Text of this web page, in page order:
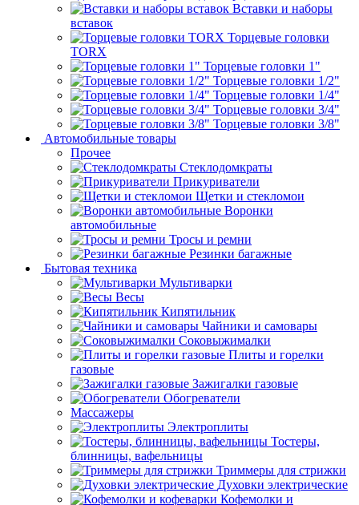
Вставки и наборы
вставок
Торцевые головки
TORX
Торцевые головки 1"
Торцевые головки 1/2"
Торцевые головки 1/4"
Торцевые головки 3/4"
Торцевые головки 3/8"
Автомобильные товары
Прочее
Стеклодомкраты
Прикуриватели
Щетки и стекломои
Воронки
автомобильные
Тросы и ремни
Резинки багажные
Бытовая техника
Мультиварки
Весы
Кипятильник
Чайники и самовары
Соковыжималки
Плиты и горелки
газовые
Зажигалки газовые
Обогреватели
Массажеры
Электроплиты
Тостеры,
блинницы, вафельницы
Триммеры для стрижки
Духовки электрические
Кофемолки и